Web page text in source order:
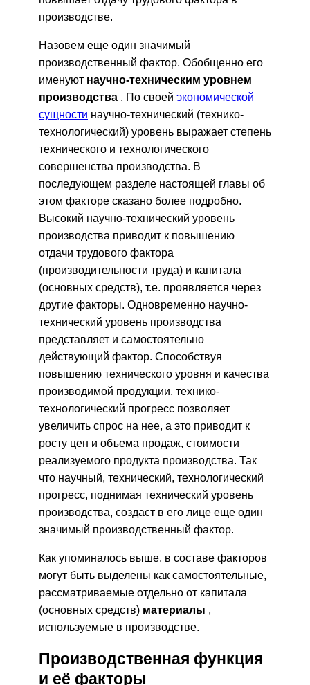
производстве.
Назовем еще один значимый
производственный фактор. Обобщенно его
именуют научно-техническим уровнем
производства . По своей экономической
сущности научно-технический (технико-
технологический) уровень выражает степень
технического и технологического
совершенства производства. В
последующем разделе настоящей главы об
этом факторе сказано более подробно.
Высокий научно-технический уровень
производства приводит к повышению
отдачи трудового фактора
(производительности труда) и капитала
(основных средств), т.е. проявляется через
другие факторы. Одновременно научно-
технический уровень производства
представляет и самостоятельно
действующий фактор. Способствуя
повышению технического уровня и качества
производимой продукции, технико-
технологический прогресс позволяет
увеличить спрос на нее, а это приводит к
росту цен и объема продаж, стоимости
реализуемого продукта производства. Так
что научный, технический, технологический
прогресс, поднимая технический уровень
производства, создаст в его лице еще один
значимый производственный фактор.
Как упоминалось выше, в составе факторов
могут быть выделены как самостоятельные,
рассматриваемые отдельно от капитала
(основных средств) материалы ,
используемые в производстве.
Производственная функция
и её факторы